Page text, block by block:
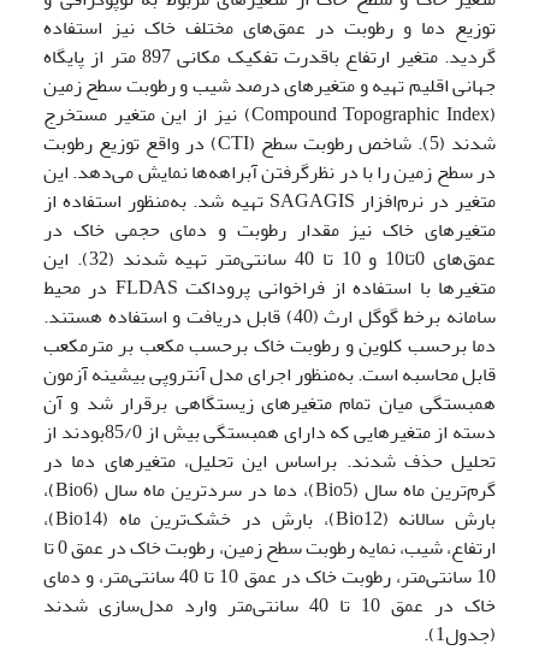
توزیع دما و رطوبت در عمق‌های مختلف خاک نیز استفاده
گردید. متغیر ارتفاع باقدرت تفکیک مکانی 897 متر از پایگاه
جهانی اقلیم تهیه و متغیرهای درصد شیب و رطوبت سطح زمین
(Compound Topographic Index) نیز از این متغیر مستخرج
شدند (5). شاخص رطوبت سطح (CTI) در واقع توزیع رطوبت
در سطح زمین را با در نظرگرفتن آبراهه‌ها نمایش می‌دهد. این
متغیر در نرم‌افزار SAGAGIS تهیه شد. به‌منظور استفاده از
متغیرهای خاک نیز مقدار رطوبت و دمای حجمی خاک در
عمق‌های 0تا10 و 10 تا 40 سانتی‌متر تهیه شدند (32). این
متغیرها با استفاده از فراخوانی پروداکت FLDAS در محیط
سامانه برخط گوگل ارث (40) قابل دریافت و استفاده هستند.
دما برحسب کلوین و رطوبت خاک برحسب مکعب بر مترمکعب
قابل محاسبه است. به‌منظور اجرای مدل آنتروپی بیشینه آزمون
همبستگی میان تمام متغیرهای زیستگاهی برقرار شد و آن
دسته از متغیرهایی که دارای همبستگی بیش از 85/0بودند از
تحلیل حذف شدند. براساس این تحلیل، متغیرهای دما در
گرم‌ترین ماه سال (Bio5)، دما در سردترین ماه سال (Bio6)،
بارش سالانه (Bio12)، بارش در خشک‌ترین ماه (Bio14)،
ارتفاع، شیب، نمایه رطوبت سطح زمین، رطوبت خاک در عمق 0 تا
10 سانتی‌متر، رطوبت خاک در عمق 10 تا 40 سانتی‌متر، و دمای
خاک در عمق 10 تا 40 سانتی‌متر وارد مدل‌سازی شدند
(جدول1).